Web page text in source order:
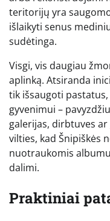
teritorijų yra
išlaikyti senus
sudėtinga.
Visgi, vis daugiau
aplinką. Atsiranda
tik išsaugoti
gyvenimui –
galerijas, dirbtuves
vilties, kad Šnipiškės
nuotraukomis
dalimi.
Praktiniai